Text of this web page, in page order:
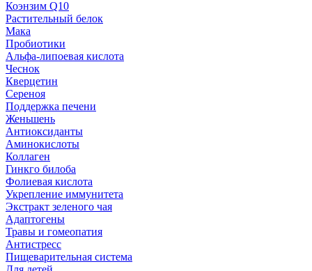
Коэнзим Q10
Растительный белок
Мака
Пробиотики
Альфа-липоевая кислота
Чеснок
Кверцетин
Сереноя
Поддержка печени
Женьшень
Антиоксиданты
Аминокислоты
Коллаген
Гинкго билоба
Фолиевая кислота
Укрепление иммунитета
Экстракт зеленого чая
Адаптогены
Травы и гомеопатия
Антистресс
Пищеварительная система